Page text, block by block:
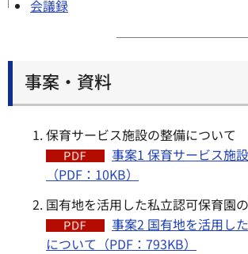
会議録
事案・資料
保育サービス施設の整備について
事案1 保育サービス施
（PDF：10KB）
国有地を活用した私立認可保育園
事案2 国有地を活用し
について（PDF：793KB）